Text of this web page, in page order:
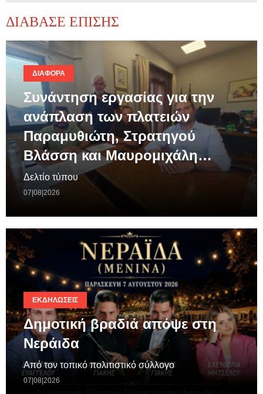
ΔΙΑΒΑΣΕ ΕΠΙΣΗΣ
ΔΙΆΦΟΡΑ
Συνάντηση εργασίας για την
ανάπλαση των πλατειών
Παραμυθιώτη, Στρατηγού
Βλάσση και Μαυρομιχάλη…
Δελτίο τύπου
07|08|2026
ΕΚΔΗΛΏΣΕΙΣ
Δημοτική βραδιά απόψε στη
Νεράιδα
Από τον τοπικό πολιτιστικό σύλλογο
07|08|2026